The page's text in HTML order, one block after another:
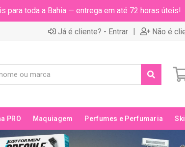
para toda a Bahia — entrega em até 72 horas úteis!
Já é cliente? - Entrar | Não é
PRO Maquiagem Perfumes e Perfumaria